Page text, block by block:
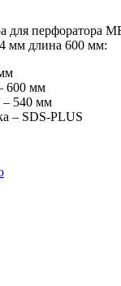
для перфоратора
мм длина 600 мм:
600 мм
– 540 мм
– SDS-PLUS